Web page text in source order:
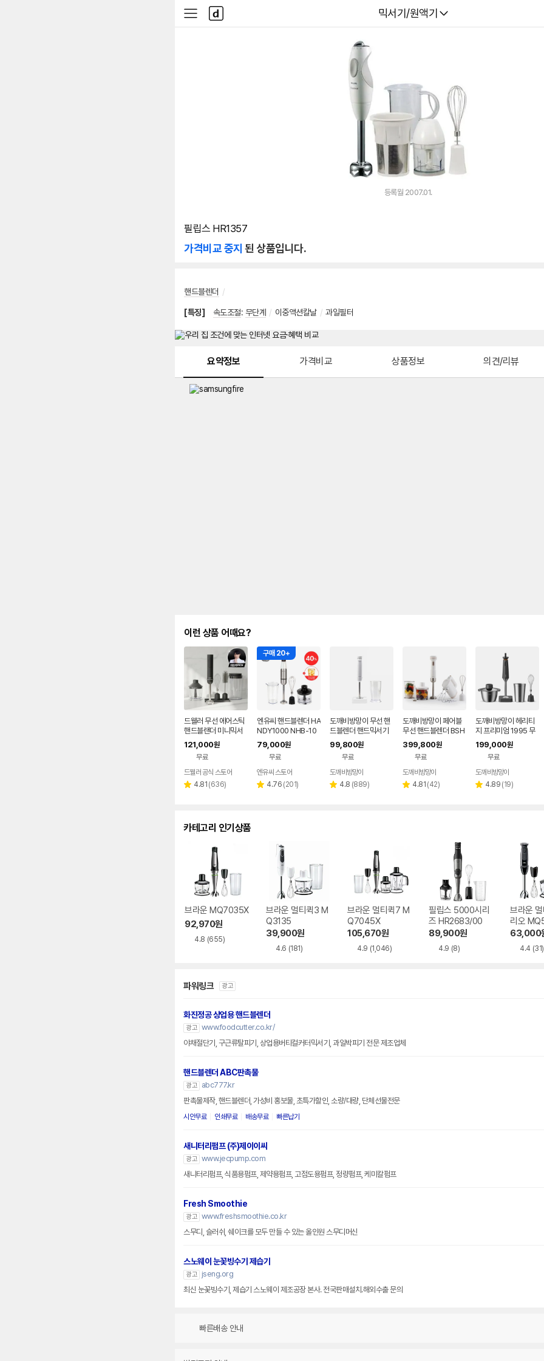
다나와
믹서기/원액기
사
이
다
나
와
등록월 2007.01.
필립스 HR1357
가격비교 중지 된 상품입니다.
핸드블렌더 /
[특징] 속도조절: 무단계 / 이중액션칼날 / 과일필터
요약정보 가격비교 상품정보 의견/리뷰
이런 상품 어때요?
드웰러 무선 에어스틱
핸드블랜더 미니믹서
기 이유식 초퍼
121,000원
무료
드웰러 공식 스토어
별 4.81 리
(636)
구매 20+
엔유씨 핸드블렌더 HA
NDY1000 NHB-10
0K 매트화이트 믹서기
1000W
79,000원
무료
엔유씨 스토어
별 4.76 리
(201)
도깨비방망이 무선 핸
드블렌더 핸드믹서기
CHB2300S NOBLE
심플구성
99,800원
무료
도깨비방망이
별 4.8 리
(889)
도깨비방망이 페어블
무선 핸드블렌더 BSH
2400+핸드믹서 BS
M2400 [배터리 포
399,800원
무료
도깨비방망이
별 4.81 리
(42)
도깨비방망이 헤리티
지 프리미엄 1995 무
선 핸드블렌더 마스터
구성 핸드믹서기 다지
기 초퍼
199,000원
무료
도깨비방망이
별 4.89 리
(19)
카테고리 인기상품
브라운 MQ7035X
92,970원
4.8 (655)
브라운 멀티퀵3 M
Q3135
39,900원
4.6 (181)
브라운 멀티퀵7 M
Q7045X
105,670원
4.9 (1,046)
필립스 5000시리
즈 HR2683/00
89,900원
4.9 (8)
브라운
리오
63,000
4.4 (31)
파워링크 광고
화진정공 상업용 핸드블렌더
광고 www.foodcutter.co.kr/
야채절단기, 구근류탈피기, 상업용버티컬커터믹서기, 과일박피기 전문 제조업체
핸드블렌더 ABC판촉물
광고
abc777.kr
판촉물제작, 핸드블렌더, 가성비 홍보물, 초특가할인, 소량/대량, 단체선물전문
시안무료 인쇄무료 배송무료 빠른납기
새니터리펌프 (주)제이이씨
광고 www.jecpump.com
새니터리펌프, 식품용펌프, 제약용펌프, 고점도용펌프, 정량펌프, 케미칼펌프
Fresh Smoothie
광고 www.freshsmoothie.co.kr
스무디, 슬러쉬, 쉐이크를 모두 만들 수 있는 올인원 스무디머신
스노웨이 눈꽃빙수기 제습기
광고
jseng.org
최신 눈꽃빙수기, 제습기 스노웨이 제조공장 본사. 전국판매설치.해외수출 문의
빠른배송 안내